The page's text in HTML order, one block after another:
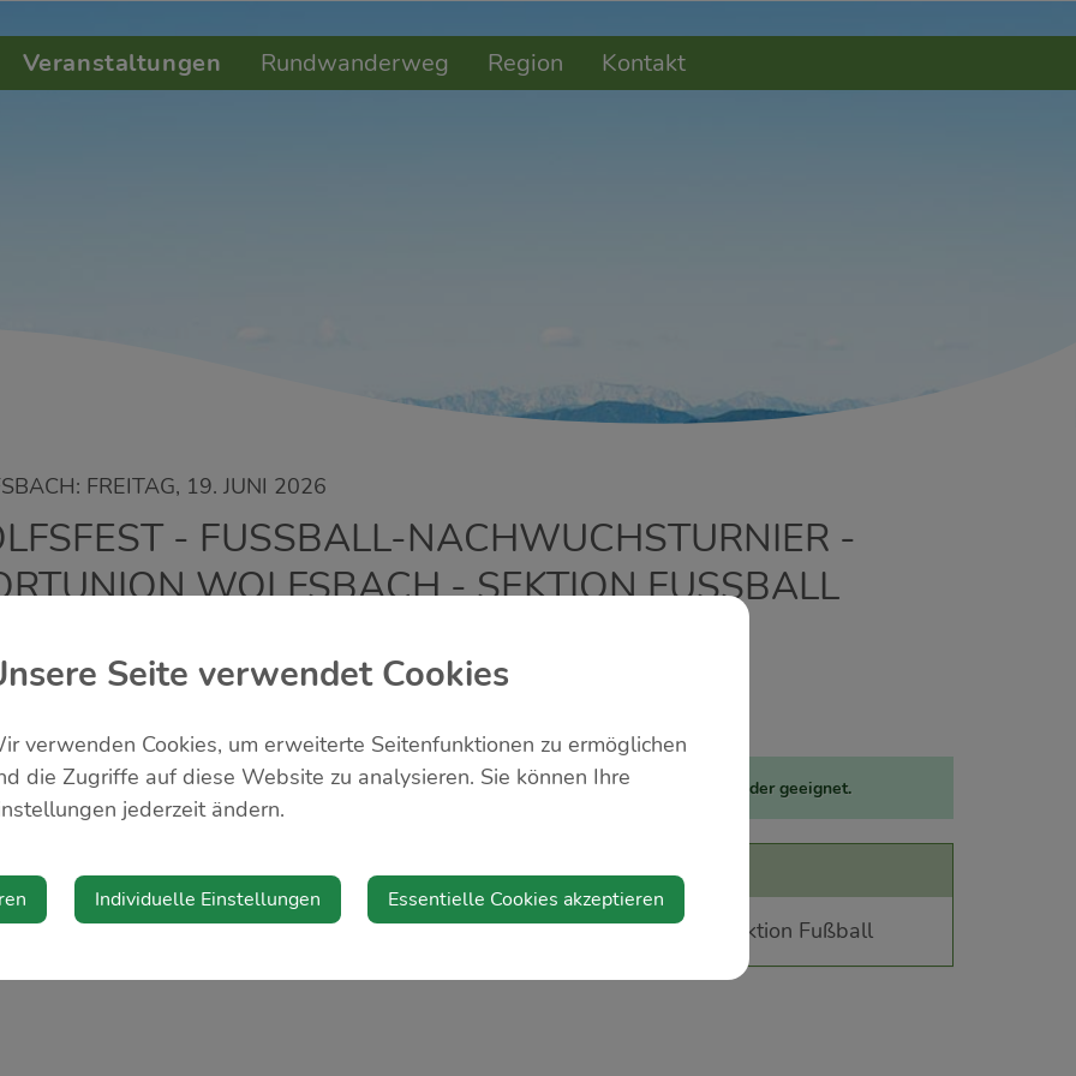
Veranstaltungen Rundwanderweg Region Kontakt
FREITAG, 19. JUNI 2026
- FUSSBALL-NACHWUCHSTURNIER -
WOLFSBACH - SEKTION FUSSBALL
43
Wolfsbach
Diese Veranstaltung ist für Kinder geeignet.
Veranstalter
Sportunion Wolfsbach - Sektion Fußball
Seite verwendet Cookies
verwenden Cookies, um erweiterte Seitenfunktionen zu ermöglichen
die Zugriffe auf diese Website zu analysieren. Sie können Ihre
jederzeit ändern.
Individuelle Einstellungen Essentielle Cookies akzeptieren